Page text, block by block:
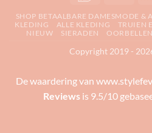
SHOP BETAALBARE DAMESMODE &
KLEDING
ALLE KLEDING TRUIEN
NIEUW
SIERADEN OORBELLEN
Copyright 2019 -
De waardering van
Reviewsis 9.5/10